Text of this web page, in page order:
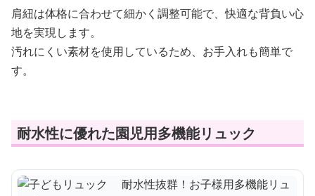
肩紐は体格に合わせて細かく調整可能で、快適な背負い心
地を実現します。
汚れにくい素材を使用しているため、お手入れも簡単で
す。
耐水性に優れた園児用多機能リュック